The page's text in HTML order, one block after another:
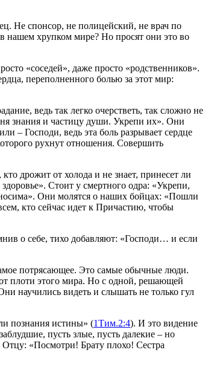
Не спонсор, не полицейский, не врач по
нашем хрупком мире? Но просят они это во
«соседей», даже просто «родственников».
переполненного болью за этот мир:
ведь так легко очерстветь, так сложно не
знания и частицу души. Укрепи их». Они
– Господи, ведь эта боль разрывает сердце
рухнут отношения. Совершить
дрожит от холода и не знает, принесет ли
Стоит у смертного одра: «Укрепи,
Они молятся о наших бойцах: «Пошли
кто сейчас идет к Причастию, чтобы
о себе, тихо добавляют: «Господи… и если
потрясающее. Это самые обычные люди.
плоти этого мира. Но с одной, решающей
научились видеть и слышать не только гул
познания истины» (1Тим.2:4). И это видение
пусть злые, пусть далекие – но
«Посмотри! Брату плохо! Сестра